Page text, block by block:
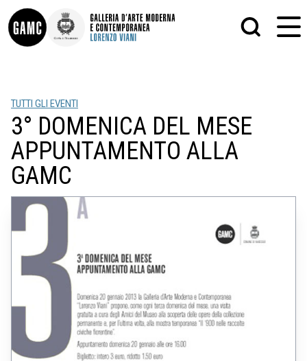
INFO
CONTATTI
DIDATTICA
SHOP
LE COLLEZIONI
GLI AUTORI
LORENZO VIANI
EVENTI
PALAZZO DELLE MUSE
SCULTURA
STAMPA
ALTRO
TUTTI GLI EVENTI
3° DOMENICA DEL MESE
APPUNTAMENTO ALLA
GAMC